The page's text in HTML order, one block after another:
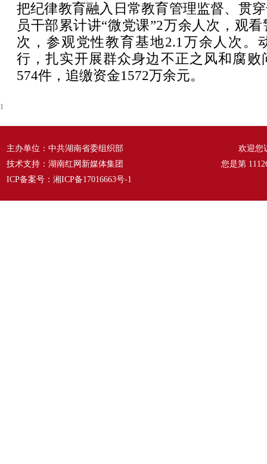
把纪律教育融入日常教育管理监督、贯
员干部累计讲“微党课”2万余人次，观
次，参观党性教育基地2.1万余人次。
行，扎实开展群众身边不正之风和腐败
574件，追缴资金1572万余元。
1
主办单位：中共湖南省委组织部
技术支持：湖南红网新媒体集团
ICP备案号： 湘ICP备17016663号-1
欢迎您
您是第